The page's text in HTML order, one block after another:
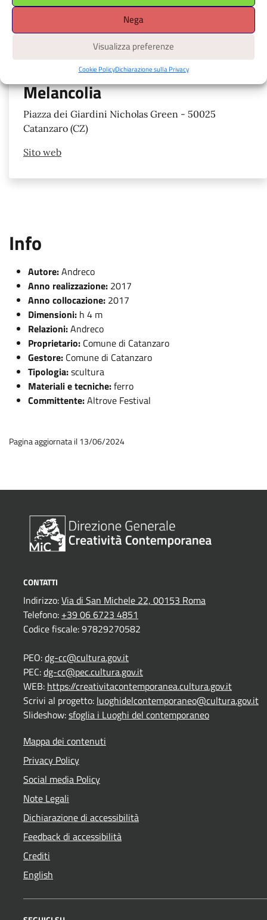
Nega
Visualizza preferenze
Cookie PolicyDichiarazione sulla Privacy
Scheda
Melancolia
Piazza dei Giardini Nicholas Green - 50025
Catanzaro (CZ)
Sito web
Info
Autore:Andreco
Anno realizzazione: 2017
Anno collocazione: 2017
Dimensioni: h 4 m
Relazioni:Andreco
Proprietario: Comune di Catanzaro
Gestore: Comune di Catanzaro
Tipologia:scultura
Materiali e tecniche:ferro
Committente:Altrove Festival
Pagina aggiornata il 13/06/2024
CONTATTI
Indirizzo:Via di San Michele 22, 00153 Roma
Telefono: +39 06 6723 4851
Codice fiscale: 97829270582
PEO:dg-cc@cultura.gov.it
PEC:dg-cc@pec.cultura.gov.it
WEB: https://creativitacontemporanea.cultura.gov.it
Scrivi al progetto: luoghidelcontemporaneo@cultura.gov.it
Slideshow:sfoglia i Luoghi del contemporaneo
Mappa dei contenuti
Privacy Policy
Social media Policy
Note Legali
Dichiarazione di accessibilità
Feedback di accessibilità
Crediti
English